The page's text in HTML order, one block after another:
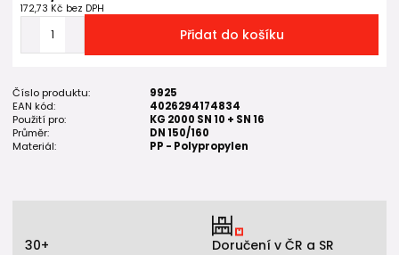
172,73 Kč bez DPH
Přidat do košíku
Číslo produktu:
9925
EAN kód:
4026294174834
Použití pro:
KG 2000 SN 10 + SN 16
Průměr:
DN 150/160
Materiál:
PP - Polypropylen
30+ Doručení v ČR a SR